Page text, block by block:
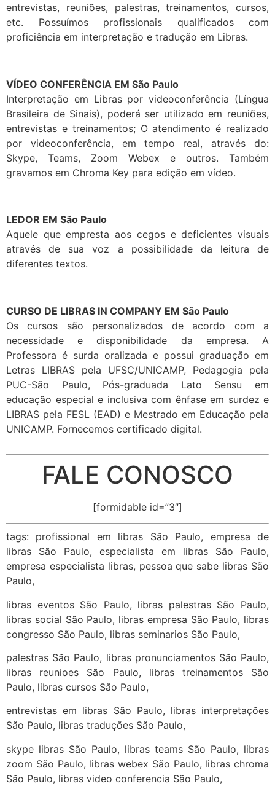
entrevistas, reuniões, palestras, treinamentos, cursos,
etc. Possuímos profissionais qualificados com
proficiência em interpretação e tradução em Libras.
VÍDEO CONFERÊNCIA EM São Paulo
Interpretação em Libras por videoconferência (Língua
Brasileira de Sinais), poderá ser utilizado em reuniões,
entrevistas e treinamentos; O atendimento é realizado
por videoconferência, em tempo real, através do:
Skype, Teams, Zoom Webex e outros. Também
gravamos em Chroma Key para edição em vídeo.
LEDOR EM São Paulo
Aquele que empresta aos cegos e deficientes visuais
através de sua voz a possibilidade da leitura de
diferentes textos.
CURSO DE LIBRAS IN COMPANY EM São Paulo
Os cursos são personalizados de acordo com a
necessidade e disponibilidade da empresa. A
Professora é surda oralizada e possui graduação em
Letras LIBRAS pela UFSC/UNICAMP, Pedagogia pela
PUC-São Paulo, Pós-graduada Lato Sensu em
educação especial e inclusiva com ênfase em surdez e
LIBRAS pela FESL (EAD) e Mestrado em Educação pela
UNICAMP. Fornecemos certificado digital.
FALE CONOSCO
[formidable id=”3″]
tags: profissional em libras São Paulo, empresa de
libras São Paulo, especialista em libras São Paulo,
empresa especialista libras, pessoa que sabe libras São
Paulo,
libras eventos São Paulo, libras palestras São Paulo,
libras social São Paulo, libras empresa São Paulo, libras
congresso São Paulo, libras seminarios São Paulo,
palestras São Paulo, libras pronunciamentos São Paulo,
libras reunioes São Paulo, libras treinamentos São
Paulo, libras cursos São Paulo,
entrevistas em libras São Paulo, libras interpretações
São Paulo, libras traduções São Paulo,
skype libras São Paulo, libras teams São Paulo, libras
zoom São Paulo, libras webex São Paulo, libras chroma
São Paulo, libras video conferencia São Paulo,